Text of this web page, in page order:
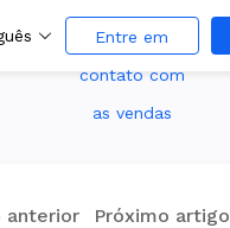
Entre em
contato com
as vendas
anterior Próximo artigo